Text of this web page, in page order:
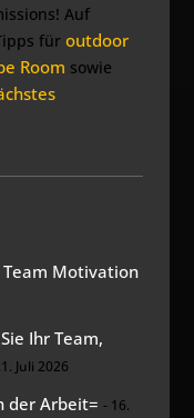
Auf
füroutdoor
Room sowie
Motivation
Ihr Team,
Juli 2026
der Arbeit=
16.